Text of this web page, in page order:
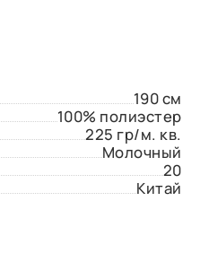
190 см
100% полиэстер
225 гр/м. кв.
Молочный
20
Китай